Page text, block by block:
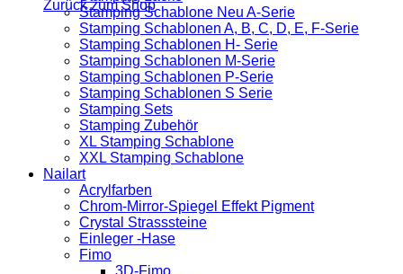
Zurück zum Shop
Stamping Schablone Neu A-Serie
Stamping Schablonen A, B, C, D, E, F-Serie
Stamping Schablonen H- Serie
Stamping Schablonen M-Serie
Stamping Schablonen P-Serie
Stamping Schablonen S Serie
Stamping Sets
Stamping Zubehör
XL Stamping Schablone
XXL Stamping Schablone
Nailart
Acrylfarben
Chrom-Mirror-Spiegel Effekt Pigment
Crystal Strasssteine
Einleger -Hase
Fimo
3D-Fimo